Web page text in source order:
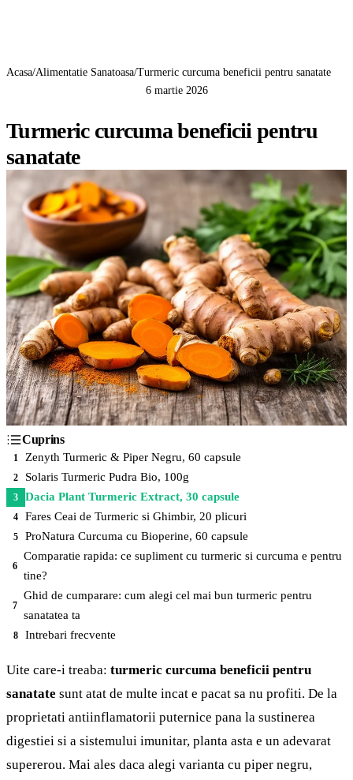
Acasa/Alimentatie Sanatoasa/Turmeric curcuma beneficii pentru sanatate
6 martie 2026
Turmeric curcuma beneficii pentru
sanatate
Cuprins
1 Zenyth Turmeric & Piper Negru, 60 capsule
2 Solaris Turmeric Pudra Bio, 100g
3 Dacia Plant Turmeric Extract, 30 capsule
4 Fares Ceai de Turmeric si Ghimbir, 20 plicuri
5 ProNatura Curcuma cu Bioperine, 60 capsule
6
Comparatie rapida: ce supliment cu turmeric si curcuma e pentru
tine?
7
Ghid de cumparare: cum alegi cel mai bun turmeric pentru
sanatatea ta
8 Intrebari frecvente
Uite care-i treaba: turmeric curcuma beneficii pentru
sanatate sunt atat de multe incat e pacat sa nu profiti. De la
proprietati antiinflamatorii puternice pana la sustinerea
digestiei si a sistemului imunitar, planta asta e un adevarat
supererou. Mai ales daca alegi varianta cu piper negru,